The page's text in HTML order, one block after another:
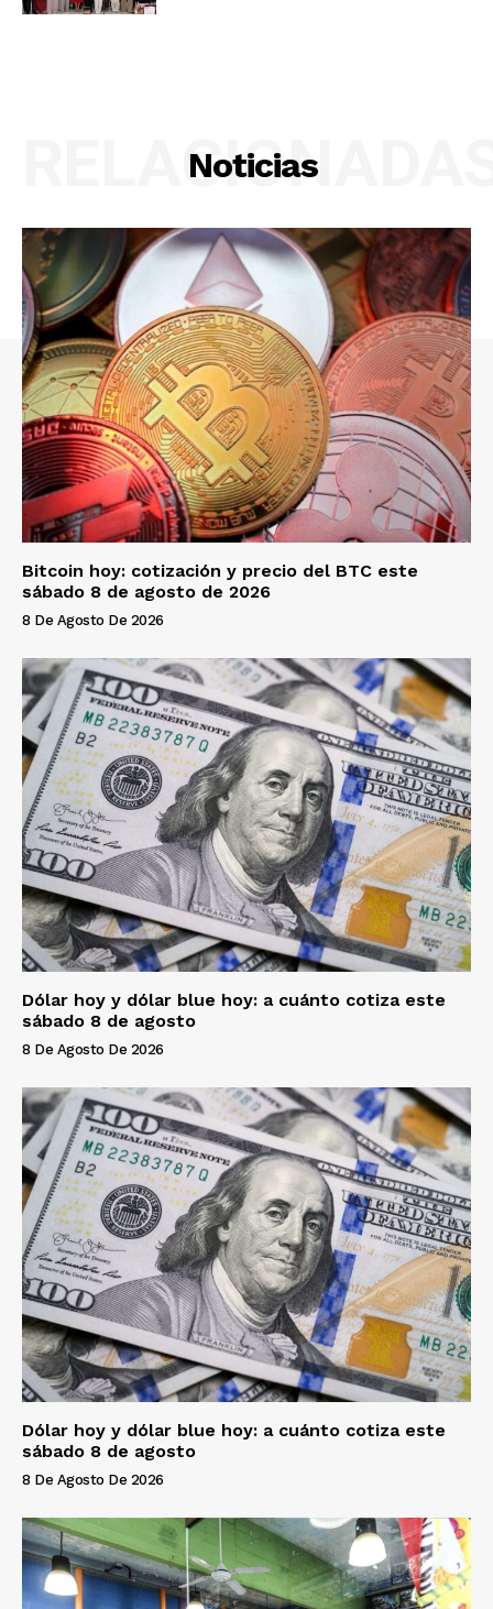
Noticias
Bitcoin hoy: cotización y precio del BTC este
sábado 8 de agosto de 2026
8 De Agosto De 2026
Dólar hoy y dólar blue hoy: a cuánto cotiza este
sábado 8 de agosto
8 De Agosto De 2026
Dólar hoy y dólar blue hoy: a cuánto cotiza este
sábado 8 de agosto
8 De Agosto De 2026